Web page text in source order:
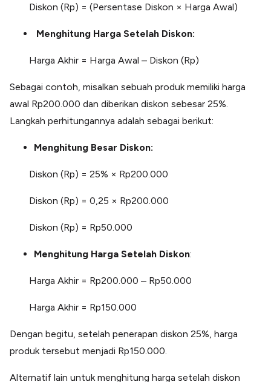
Diskon (Rp) = (Persentase Diskon × Harga Awal)
Menghitung Harga Setelah Diskon:
Harga Akhir = Harga Awal – Diskon (Rp)
Sebagai contoh, misalkan sebuah produk memiliki harga
awal Rp200.000 dan diberikan diskon sebesar 25%.
Langkah perhitungannya adalah sebagai berikut:
Menghitung Besar Diskon:
Diskon (Rp) = 25% × Rp200.000
Diskon (Rp) = 0,25 × Rp200.000
Diskon (Rp) = Rp50.000
Menghitung Harga Setelah Diskon:
Harga Akhir = Rp200.000 – Rp50.000
Harga Akhir = Rp150.000
Dengan begitu, setelah penerapan diskon 25%, harga
produk tersebut menjadi Rp150.000.
Alternatif lain untuk menghitung harga setelah diskon